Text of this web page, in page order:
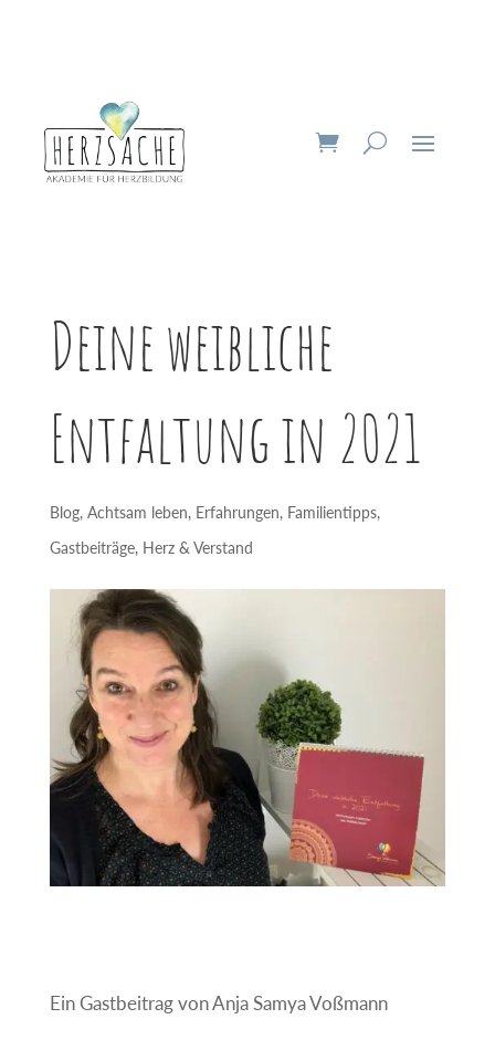
Deine weibliche
Entfaltung in 2021
Blog, Achtsam leben, Erfahrungen, Familientipps,
Gastbeiträge, Herz & Verstand
Ein Gastbeitrag von Anja Samya Voßmann